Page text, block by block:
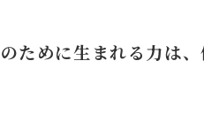
ために生まれる力は